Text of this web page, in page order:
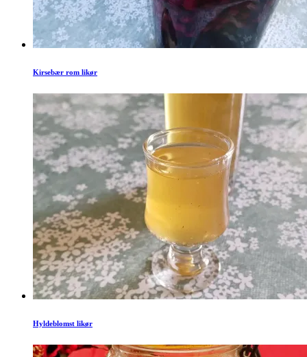
Kirsebær rom likør
Hyldeblomst likør